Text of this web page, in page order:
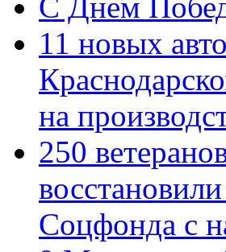
11 новых
на
250
Соцфонда с